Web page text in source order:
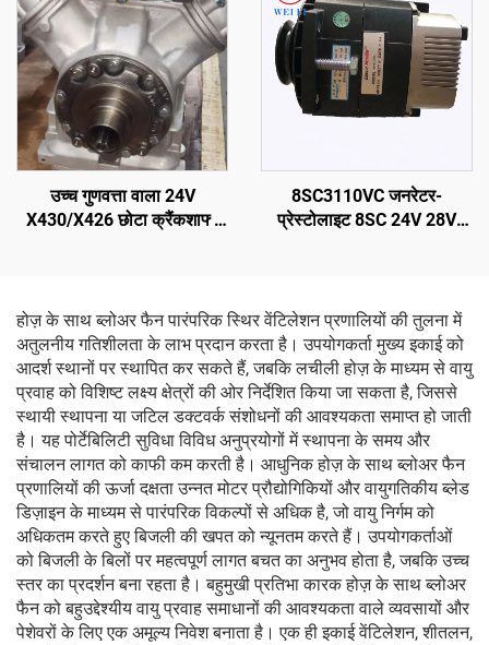
उच्च गुणवत्ता वाला 24V
X430/X426 छोटा क्रैंकशाफ्ट
8SC3110VC जनरेटर-
प्रेस्टोलाइट 8SC 24V 28V
होज़ के साथ ब्लोअर फैन पारंपरिक स्थिर वेंटिलेशन प्रणालियों की तुलना में
अतुलनीय गतिशीलता के लाभ प्रदान करता है। उपयोगकर्ता मुख्य इकाई को
आदर्श स्थानों पर स्थापित कर सकते हैं, जबकि लचीली होज़ के माध्यम से वायु
प्रवाह को विशिष्ट लक्ष्य क्षेत्रों की ओर निर्देशित किया जा सकता है, जिससे
स्थायी स्थापना या जटिल डक्टवर्क संशोधनों की आवश्यकता समाप्त हो जाती
है। यह पोर्टेबिलिटी सुविधा विविध अनुप्रयोगों में स्थापना के समय और
संचालन लागत को काफी कम करती है। आधुनिक होज़ के साथ ब्लोअर फैन
प्रणालियों की ऊर्जा दक्षता उन्नत मोटर प्रौद्योगिकियों और वायुगतिकीय ब्लेड
डिज़ाइन के माध्यम से पारंपरिक विकल्पों से अधिक है, जो वायु निर्गम को
अधिकतम करते हुए बिजली की खपत को न्यूनतम करते हैं। उपयोगकर्ताओं
को बिजली के बिलों पर महत्वपूर्ण लागत बचत का अनुभव होता है, जबकि उच्च
स्तर का प्रदर्शन बना रहता है। बहुमुखी प्रतिभा कारक होज़ के साथ ब्लोअर
फैन को बहुउद्देश्यीय वायु प्रवाह समाधानों की आवश्यकता वाले व्यवसायों और
पेशेवरों के लिए एक अमूल्य निवेश बनाता है। एक ही इकाई वेंटिलेशन, शीतलन,